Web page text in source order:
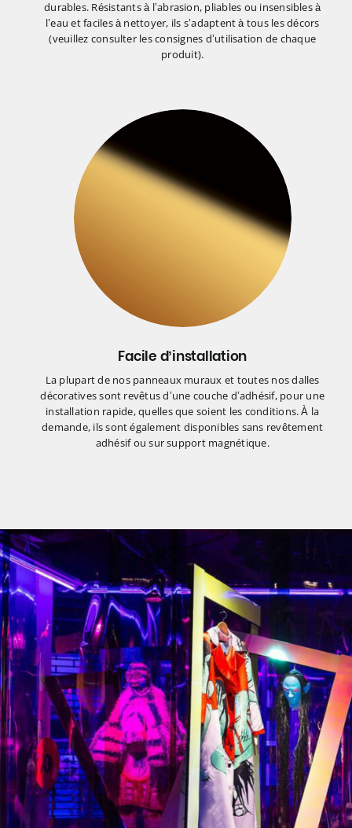
durables. Résistants à l’abrasion, pliables ou insensibles à
l’eau et faciles à nettoyer, ils s’adaptent à tous les décors
(veuillez consulter les consignes d’utilisation de chaque
produit).
Facile d’installation
La plupart de nos panneaux muraux et toutes nos dalles
décoratives sont revêtus d’une couche d’adhésif, pour une
installation rapide, quelles que soient les conditions. À la
demande, ils sont également disponibles sans revêtement
adhésif ou sur support magnétique.